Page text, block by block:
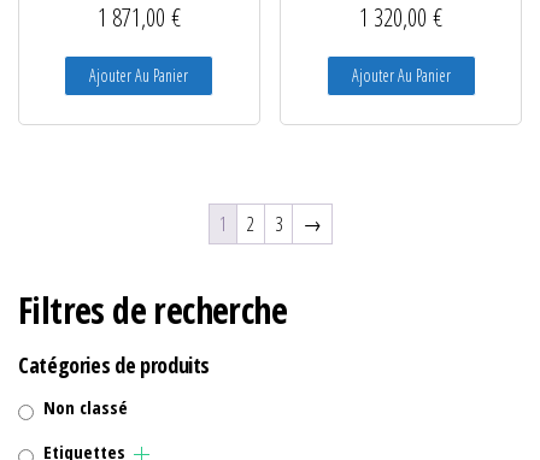
1 871,00 €
Ajouter Au Panier
1 320,00€
Ajouter Au Panier
1 2 3 →
Filtres de recherche
Catégories de produits
Non classé
Etiquettes